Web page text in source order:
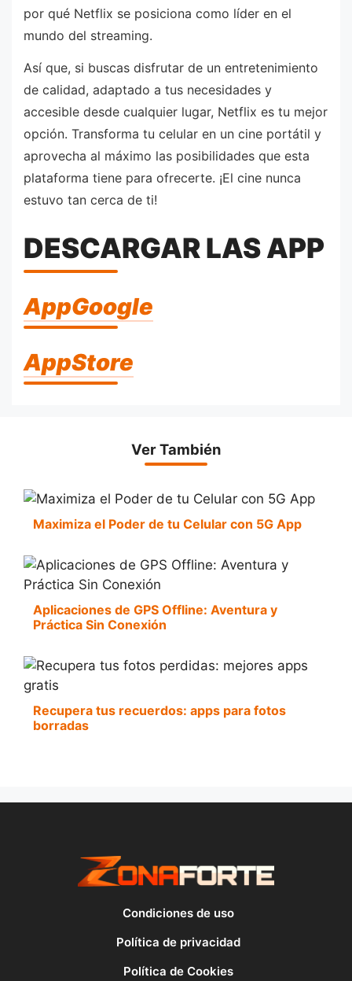
por qué Netflix se posiciona como líder en el
mundo del streaming.
Así que, si buscas disfrutar de un entretenimiento
de calidad, adaptado a tus necesidades y
accesible desde cualquier lugar, Netflix es tu mejor
opción. Transforma tu celular en un cine portátil y
aprovecha al máximo las posibilidades que esta
plataforma tiene para ofrecerte. ¡El cine nunca
estuvo tan cerca de ti!
DESCARGAR LAS APP
AppGoogle
AppStore
Ver También
Maximiza el Poder de tu Celular con 5G App
Aplicaciones de GPS Offline: Aventura y
Práctica Sin Conexión
Recupera tus recuerdos: apps para fotos
borradas
Condiciones de uso
Política de privacidad
Política de Cookies